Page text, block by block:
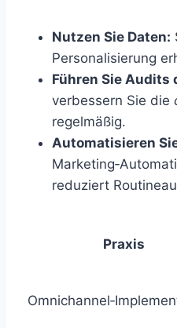
Nutzen Sie Daten:
Personalisierung
Führen Sie Audits
verbessern Sie die
regelmäßig.
Automatisieren
reduziert
Praxis